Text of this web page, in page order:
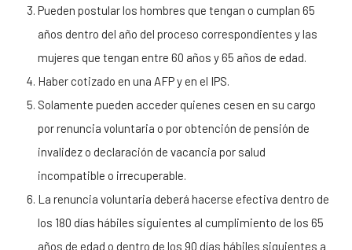
Pueden postular los hombres que tengan o cumplan 65
años dentro del año del proceso correspondientes y las
mujeres que tengan entre 60 años y 65 años de edad.
Haber cotizado en una AFP y en el IPS.
Solamente pueden acceder quienes cesen en su cargo
por renuncia voluntaria o por obtención de pensión de
invalidez o declaración de vacancia por salud
incompatible o irrecuperable.
La renuncia voluntaria deberá hacerse efectiva dentro de
los 180 días hábiles siguientes al cumplimiento de los 65
años de edad o dentro de los 90 días hábiles siguientes a